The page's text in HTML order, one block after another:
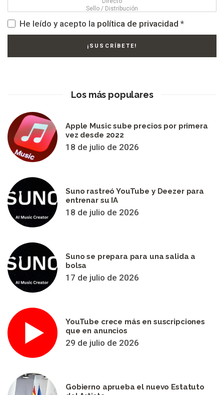
He leído y acepto la política de privacidad *
Los más populares
Apple Music sube precios por primera
vez desde 2022
18 de julio de 2026
Suno rastreó YouTube y Deezer para
entrenar su IA
18 de julio de 2026
Suno se prepara para una salida a
bolsa
17 de julio de 2026
YouTube crece más en suscripciones
que en anuncios
29 de julio de 2026
Gobierno aprueba el nuevo Estatuto